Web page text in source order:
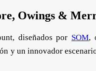
Owings &
diseñados por SOM,
y un innovador